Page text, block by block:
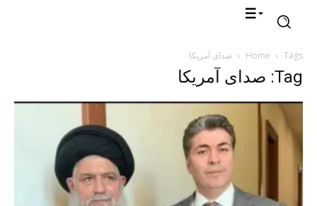
Home Tags صدای آمریکا
Tag: صدای آمریکا